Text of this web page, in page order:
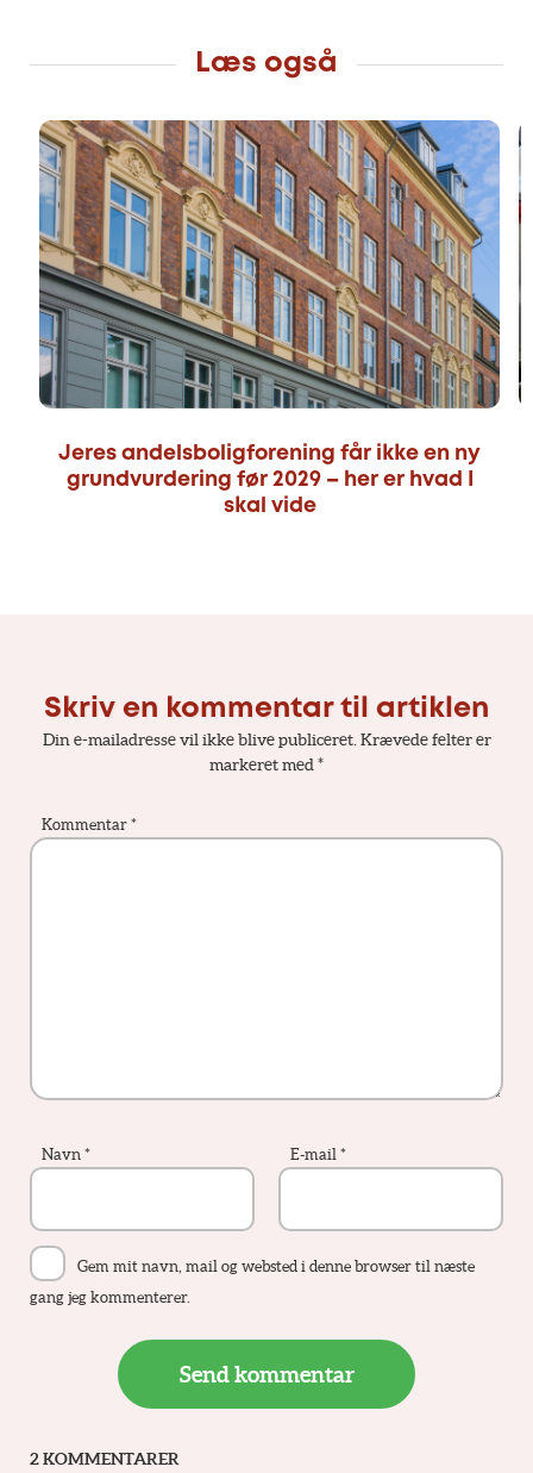
Læs også
Jeres andelsboligforening får ikke en ny
grundvurdering før 2029 – her er hvad I
skal vide
Skriv en kommentar til artiklen
Din e-mailadresse vil ikke blive publiceret. Krævede felter er
markeret med*
Kommentar *
Navn * E-mail *
Gem mit navn, mail og websted i denne browser til næste
gang jeg kommenterer.
2 KOMMENTARER